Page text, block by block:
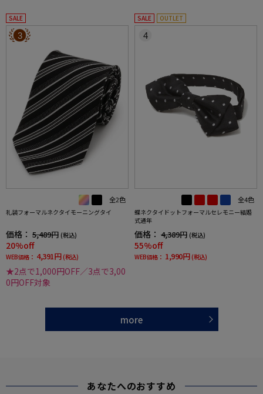
SALE
3
全2色
礼装フォーマルネクタイモーニングタイ
価格： 5,489円 (税込)
20%off
WEB価格： 4,391円 (税込)
★2点で1,000円OFF／3点で3,00
0円OFF対象
SALE OUTLET
4
全4色
蝶ネクタイドットフォーマルセレモニー結婚
式通年
価格： 4,389円 (税込)
55%off
WEB価格： 1,990円 (税込)
more
あなたへのおすすめ